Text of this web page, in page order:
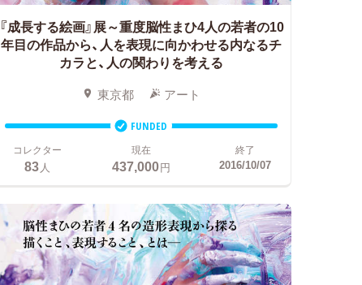
『成長する絵画』展～重度脳性まひ4人の若者の10
年目の作品から、人を表現に向かわせる内なるチ
カラと、人の関わりを考える
東京都 アート
FUNDED
コレクター
83人
現在
437,000円
終了
2016/10/07